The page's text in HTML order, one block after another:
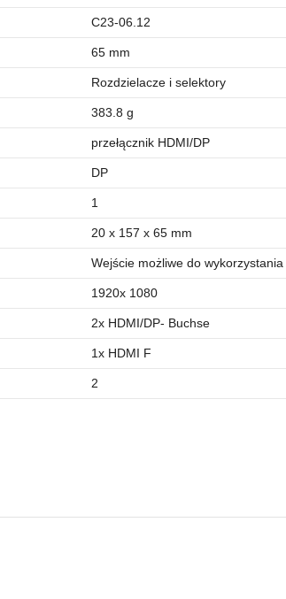
C23-06.12
65 mm
Rozdzielacze i selektory
383.8 g
przełącznik HDMI/DP
DP
1
20 x 157 x 65 mm
Wejście możliwe do
1920x 1080
2x HDMI/DP- Buchse
1x HDMI F
2